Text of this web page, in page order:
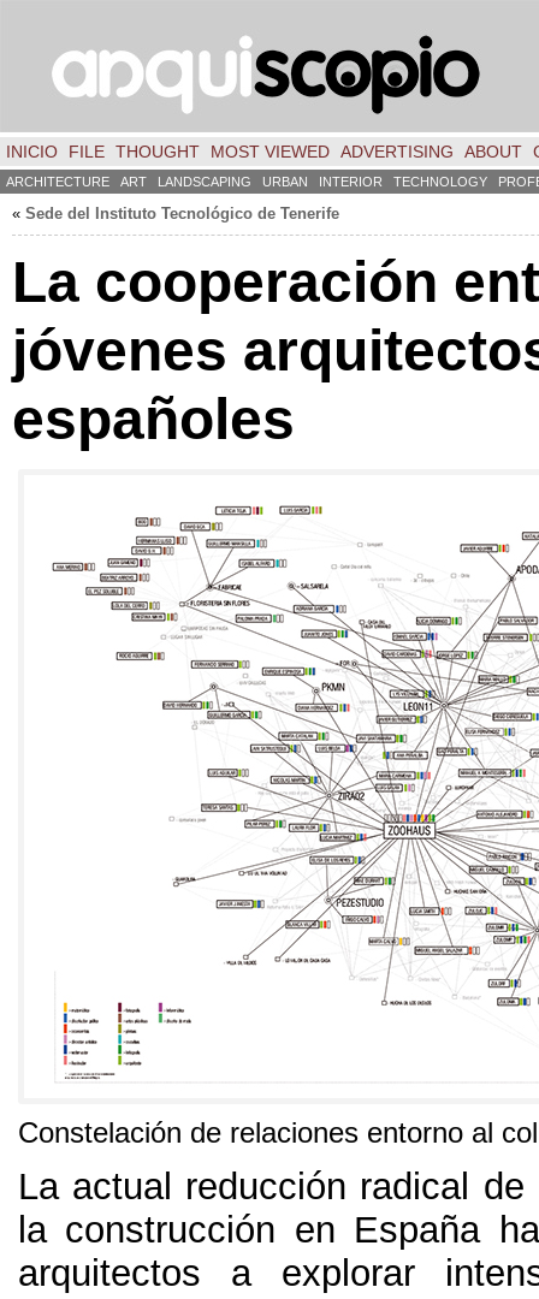
INICIO FILE THOUGHT MOST VIEWED ADVERTISING ABOUT
ARCHITECTURE ART LANDSCAPING URBAN INTERIOR TECHNOLOGY
« Sede del Instituto Tecnológico de Tenerife
La cooperación
jóvenes
españoles
Constelación de relaciones entorno al
La actual reducción radical
la construcción en España
arquitectos a explorar